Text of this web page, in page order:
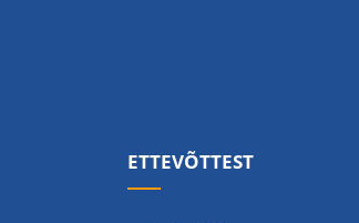
ETTEVÕTTEST